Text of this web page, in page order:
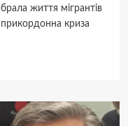
життя мігрантів
криза